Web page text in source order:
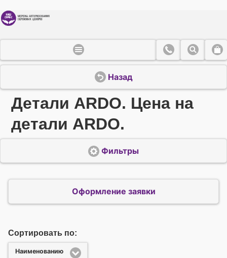
Назад
Детали ARDO. Цена на
детали ARDO.
Фильтры
Оформление заявки
Сортировать по:
Наименованию